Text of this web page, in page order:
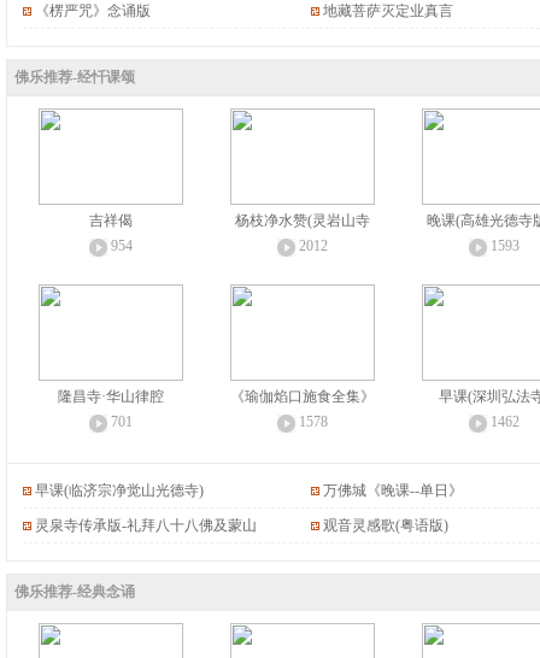
《楞严咒》念诵版 地藏菩萨灭定业真言
佛乐推荐-经忏课颂
吉祥偈
954
杨枝净水赞(灵岩山寺
2012
晚课(高雄光德寺
1593
隆昌寺·华山律腔
701
《瑜伽焰口施食全集》
1578
早课(深圳弘法
1462
早课(临济宗净觉山光德寺) 万佛城《晚课--单日》
灵泉寺传承版-礼拜八十八佛及蒙山 观音灵感歌(粤语版)
佛乐推荐-经典念诵